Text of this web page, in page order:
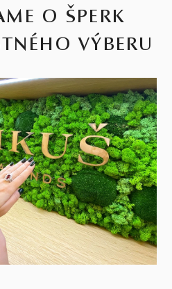
O ŠPERK
VÝBERU